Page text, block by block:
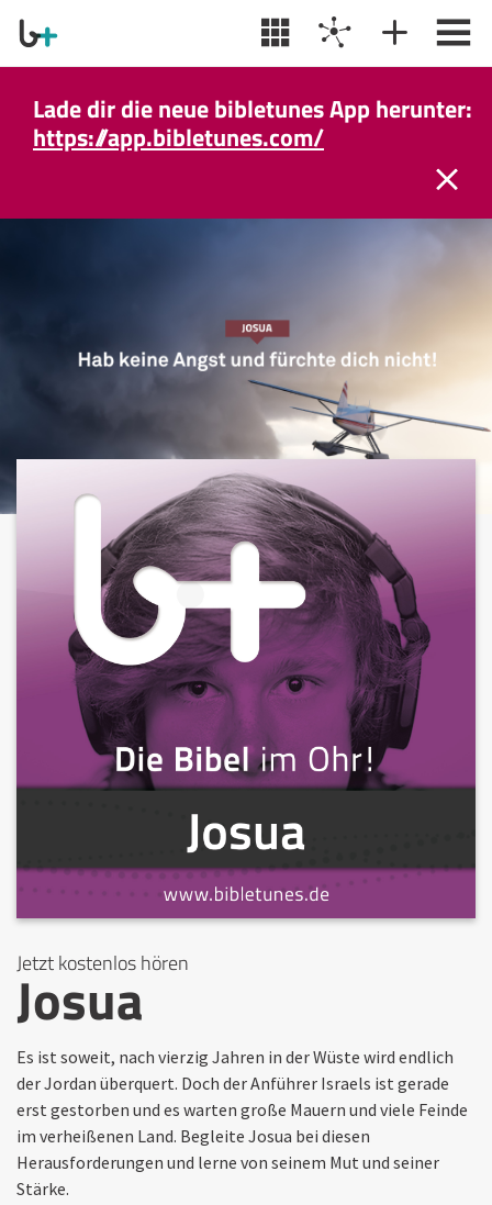
Lade dir die neue bibletunes App herunter:
https://app.bibletunes.com/
Jetzt kostenlos hören
Josua
Es ist soweit, nach vierzig Jahren in der Wüste wird endlich
der Jordan überquert. Doch der Anführer Israels ist gerade
erst gestorben und es warten große Mauern und viele Feinde
im verheißenen Land. Begleite Josua bei diesen
Herausforderungen und lerne von seinem Mut und seiner
Stärke.